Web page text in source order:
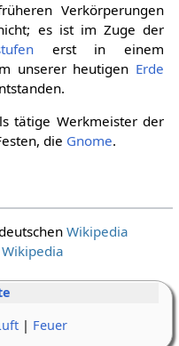
Verkörperungen
es ist im Zuge der
erst in einem
unserer heutigen Erde
tätige Werkmeister der
die Gnome.
Wikipedia
Wikipedia
| Feuer